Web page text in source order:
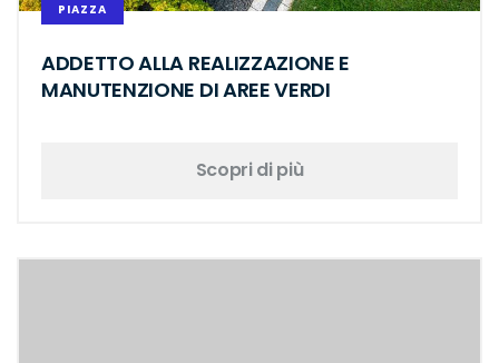
PIAZZA
ADDETTO ALLA REALIZZAZIONE E
MANUTENZIONE DI AREE VERDI
Scopri di più